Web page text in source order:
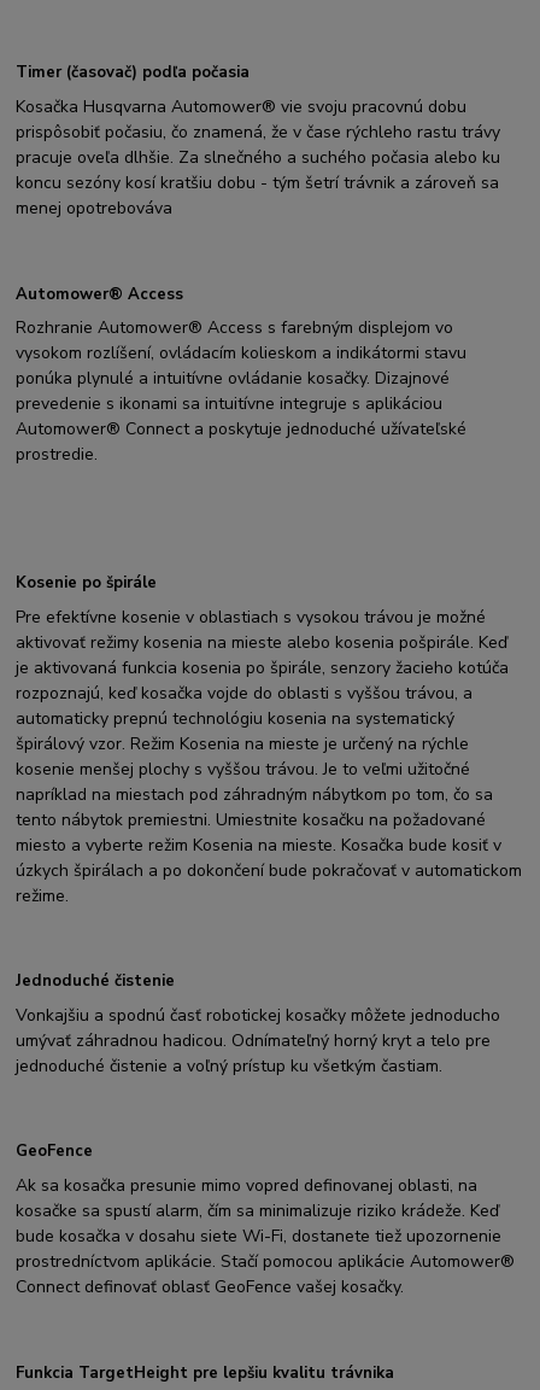
Timer (časovač) podľa počasia
Kosačka Husqvarna Automower® vie svoju pracovnú dobu
prispôsobiť počasiu, čo znamená, že v čase rýchleho rastu trávy
pracuje oveľa dlhšie. Za slnečného a suchého počasia alebo ku
koncu sezóny kosí kratšiu dobu - tým šetrí trávnik a zároveň sa
menej opotrebováva
Automower® Access
Rozhranie Automower® Access s farebným displejom vo
vysokom rozlíšení, ovládacím kolieskom a indikátormi stavu
ponúka plynulé a intuitívne ovládanie kosačky. Dizajnové
prevedenie s ikonami sa intuitívne integruje s aplikáciou
Automower® Connect a poskytuje jednoduché užívateľské
prostredie.
Kosenie po špirále
Pre efektívne kosenie v oblastiach s vysokou trávou je možné
aktivovať režimy kosenia na mieste alebo kosenia pošpirále. Keď
je aktivovaná funkcia kosenia po špirále, senzory žacieho kotúča
rozpoznajú, keď kosačka vojde do oblasti s vyššou trávou, a
automaticky prepnú technológiu kosenia na systematický
špirálový vzor. Režim Kosenia na mieste je určený na rýchle
kosenie menšej plochy s vyššou trávou. Je to veľmi užitočné
napríklad na miestach pod záhradným nábytkom po tom, čo sa
tento nábytok premiestni. Umiestnite kosačku na požadované
miesto a vyberte režim Kosenia na mieste. Kosačka bude kosiť v
úzkych špirálach a po dokončení bude pokračovať v automatickom
režime.
Jednoduché čistenie
Vonkajšiu a spodnú časť robotickej kosačky môžete jednoducho
umývať záhradnou hadicou. Odnímateľný horný kryt a telo pre
jednoduché čistenie a voľný prístup ku všetkým častiam.
GeoFence
Ak sa kosačka presunie mimo vopred definovanej oblasti, na
kosačke sa spustí alarm, čím sa minimalizuje riziko krádeže. Keď
bude kosačka v dosahu siete Wi-Fi, dostanete tiež upozornenie
prostredníctvom aplikácie. Stačí pomocou aplikácie Automower®
Connect definovať oblasť GeoFence vašej kosačky.
Funkcia TargetHeight pre lepšiu kvalitu trávnika